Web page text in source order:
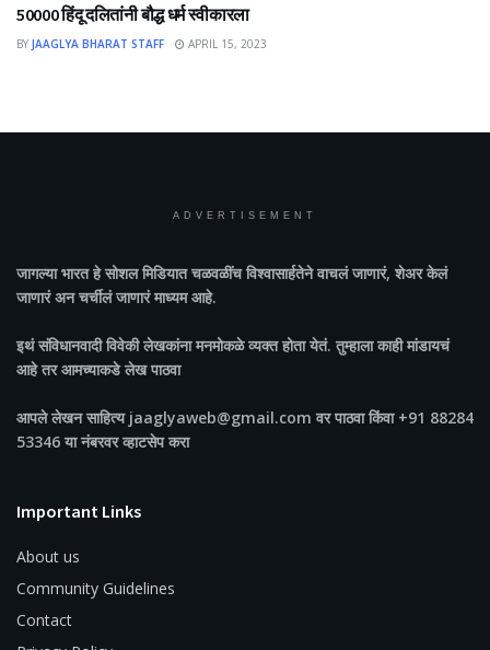
50000 हिंदू दलितांनी बौद्ध धर्म स्वीकारला
BY JAAGLYA BHARAT STAFF APRIL 15, 2023
ADVERTISEMENT
जागल्या भारतहे सोशल मिडियात चळवळींच विश्वासार्हतेने वाचलं जाणारं, शेअर केलं
जाणारं अन चर्चीलं जाणारं माध्यम आहे.
इथं संविधानवादी विवेकी लेखकांना मनमोकळे व्यक्त होता येतं. तुम्हाला काही मांडायचं
आहे तर आमच्याकडे लेख पाठवा
आपले लेखन साहित्य jaaglyaweb@gmail.com वर पाठवा किंवा +91 88284
53346 या नंबरवर व्हाटसेप करा
Important Links
About us
Community Guidelines
Contact